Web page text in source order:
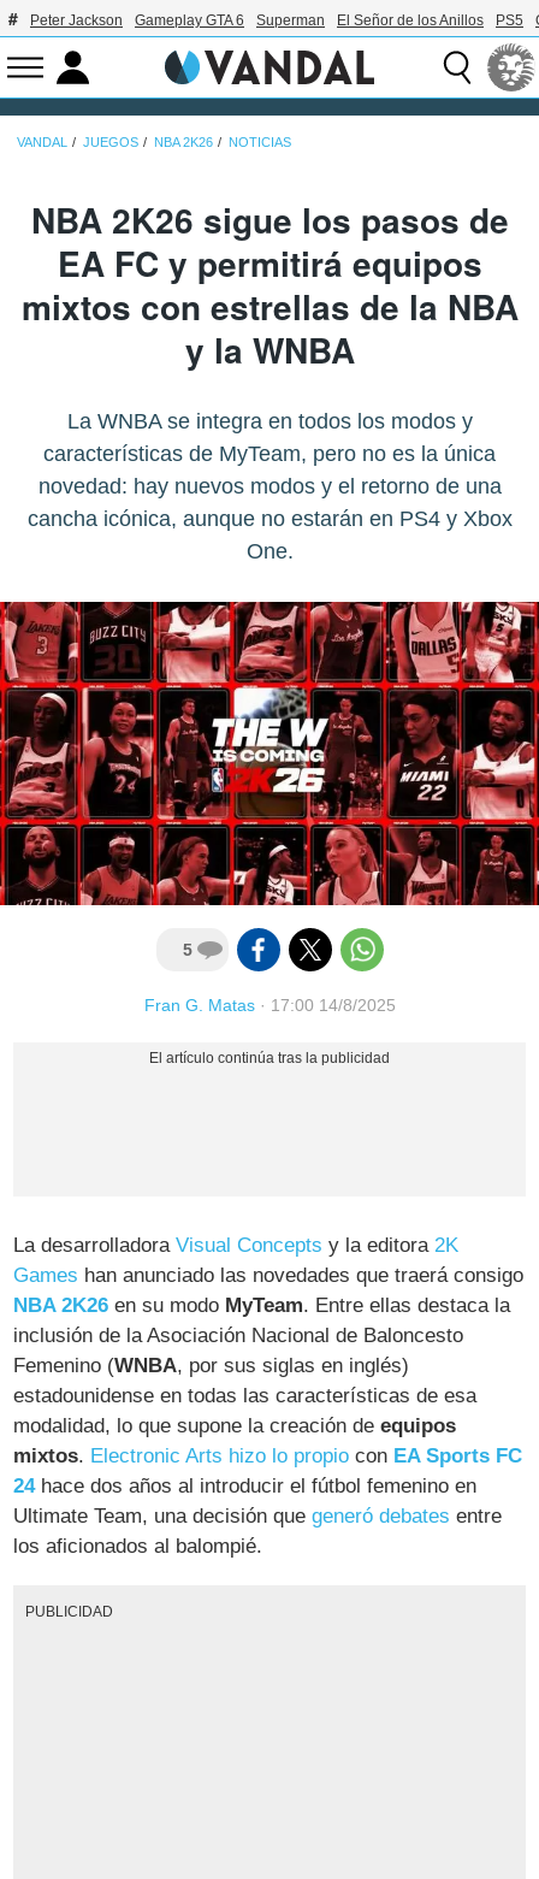
Peter Jackson Gameplay GTA 6 Superman El Señor de los Anillos PS5
VANDAL JUEGOS NBA 2K26 NOTICIAS
NBA 2K26 sigue los pasos de
EA FC y permitirá equipos
mixtos con estrellas de la NBA
y la WNBA
La WNBA se integra en todos los modos y
características de MyTeam, pero no es la única
novedad: hay nuevos modos y el retorno de una
cancha icónica, aunque no estarán en PS4 y Xbox
One.
5
Fran G. Matas· 17:00 14/8/2025
La desarrolladoraVisual Concepts y la editora2K
Games han anunciado las novedades que traerá consigo
NBA 2K26 en su modo MyTeam. Entre ellas destaca la
inclusión de la Asociación Nacional de Baloncesto
Femenino (WNBA, por sus siglas en inglés)
estadounidense en todas las características de esa
modalidad, lo que supone la creación deequipos
mixtos. Electronic Arts hizo lo propio con EA Sports FC
24hace dos años al introducir el fútbol femenino en
Ultimate Team, una decisión quegeneró debates entre
los aficionados al balompié.
PUBLICIDAD